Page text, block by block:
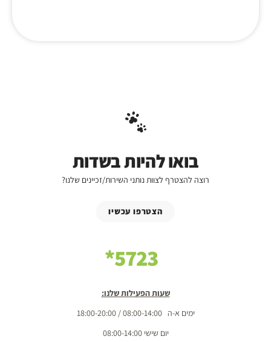
בואו להיות בשדות
רוצה להצטרף לצוות נותני השירות/זכיינים שלנו?
הצטרפו עכשיו
5723*
שעות הפעילות שלנו:
ימים א-ה 08:00-14:00 / 18:00-20:00
יום שישי 08:00-14:00